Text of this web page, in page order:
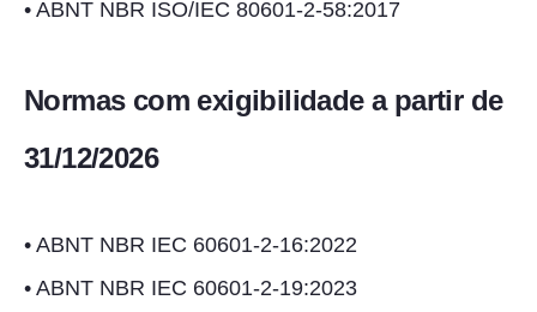
• ABNT NBR ISO/IEC 80601-2-58:2017
Normas com exigibilidade a partir de
31/12/2026
• ABNT NBR IEC 60601-2-16:2022
• ABNT NBR IEC 60601-2-19:2023